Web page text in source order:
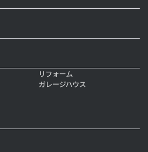
リフォーム
ガレージハウス